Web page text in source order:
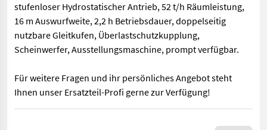
stufenloser Hydrostatischer Antrieb, 52 t/h Räumleistung,
16 m Auswurfweite, 2,2 h Betriebsdauer, doppelseitig
nutzbare Gleitkufen, Überlastschutzkupplung,
Scheinwerfer, Ausstellungsmaschine, prompt verfügbar.
Für weitere Fragen und ihr persönliches Angebot steht
Ihnen unser Ersatzteil-Profi gerne zur Verfügung!
Honda Schneefräse HSS 970A T mit Elektrostart und